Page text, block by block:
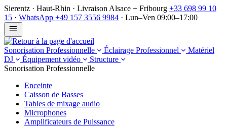
Sierentz · Haut-Rhin · Livraison Alsace + Fribourg +33 698 99 10
15 · WhatsApp +49 157 3556 9984 · Lun–Ven 09:00–17:00
Sonorisation Professionnelle Éclairage Professionnel
Matériel
DJ
Équipement vidéo
Structure
Sonorisation Professionnelle
Enceinte
Caisson de Basses
Tables de mixage audio
Microphones
Am­pli­fi­ca­teurs de Puis­sance